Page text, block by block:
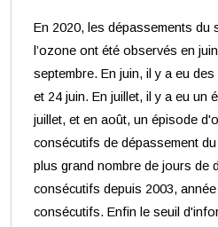
En 2020, les dépassements du
l’ozone ont été observés en
septembre. En juin, il y a eu
et 24 juin. En juillet, il y a eu un
juillet, et en août, un épisode
consécutifs de dépassement
plus grand nombre de jours de
consécutifs depuis 2003,
consécutifs. Enfin le seuil